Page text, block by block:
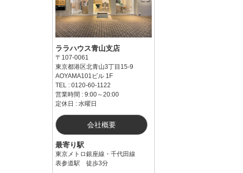
ララハウス青山支店
〒107-0061
東京都港区北青山3丁目15-9
AOYAMA101ビル 1F
TEL : 0120-60-1122
営業時間 : 9:00～20:00
定休日 : 水曜日
会社概要
最寄り駅
東京メトロ銀座線・千代田線
表参道駅 徒歩3分